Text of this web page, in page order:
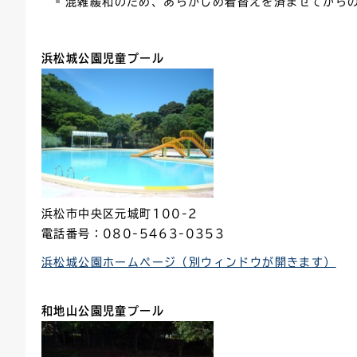
浜松城公園児童プール
浜松市中央区元城町100-2
電話番号：080-5463-0353
浜松城公園ホームページ（別ウィンドウが開きます）
和地山公園 児童プール